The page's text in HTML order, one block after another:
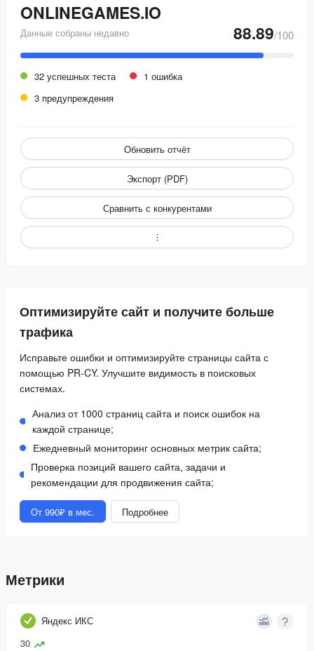
ONLINEGAMES.IO
Данные собраны недавно 88.89/100
32 успешных теста
1 ошибка
3 предупреждения
Обновить отчёт
Экспорт (PDF)
Сравнить с конкурентами
Оптимизируйте сайт и получите больше
трафика
Исправьте ошибки и оптимизируйте страницы сайта с
помощью PR-CY. Улучшите видимость в поисковых
системах.
Анализ от 1000 страниц сайта и поиск ошибок на
каждой странице;
Ежедневный мониторинг основных метрик сайта;
Проверка позиций вашего сайта, задачи и
рекомендации для продвижения сайта;
От 990₽ в мес. Подробнее
Метрики
Яндекс ИКС
30